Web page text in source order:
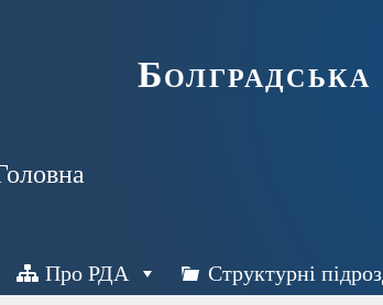
Болградська
Про РДА Структурні